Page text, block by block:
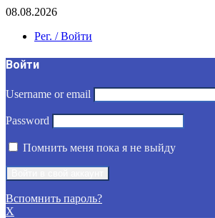
08.08.2026
Рег. / Войти
Войти
Username or email
Password
Помнить меня пока я не выйду
Вспомнить пароль?
X